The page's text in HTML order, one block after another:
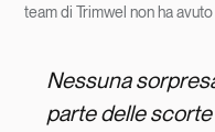
team di Trimwel non ha
Nessuna
parte delle